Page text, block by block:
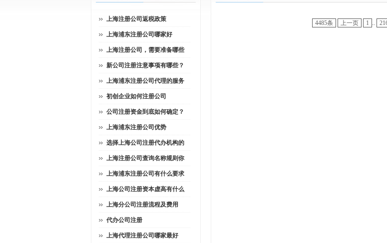
4485条 上一页 1 ..
上海注册公司返税政策
上海浦东注册公司哪家好
上海注册公司，需要准备哪些
新公司注册注意事项有哪些？
上海浦东注册公司代理的服务
初创企业如何注册公司
公司注册资金到底如何确定？
上海浦东注册公司优势
选择上海公司注册代办机构的
上海注册公司查询名称规则你
上海浦东注册公司有什么要求
上海公司注册资本虚高有什么
上海分公司注册流程及费用
代办公司注册
上海代理注册公司哪家最好